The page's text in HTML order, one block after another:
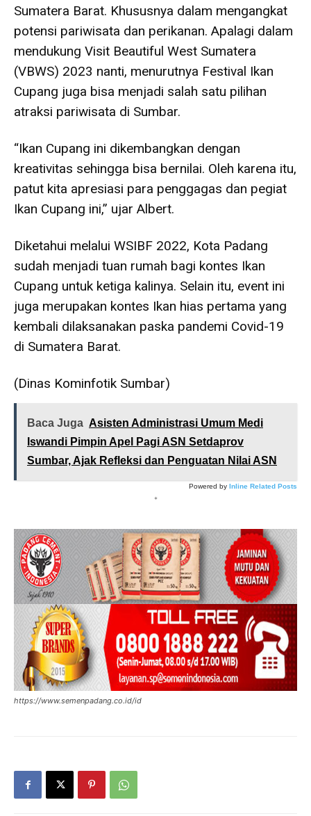
Sumatera Barat. Khususnya dalam mengangkat
potensi pariwisata dan perikanan. Apalagi dalam
mendukung Visit Beautiful West Sumatera
(VBWS) 2023 nanti, menurutnya Festival Ikan
Cupang juga bisa menjadi salah satu pilihan
atraksi pariwisata di Sumbar.
“Ikan Cupang ini dikembangkan dengan
kreativitas sehingga bisa bernilai. Oleh karena itu,
patut kita apresiasi para penggagas dan pegiat
Ikan Cupang ini,” ujar Albert.
Diketahui melalui WSIBF 2022, Kota Padang
sudah menjadi tuan rumah bagi kontes Ikan
Cupang untuk ketiga kalinya. Selain itu, event ini
juga merupakan kontes Ikan hias pertama yang
kembali dilaksanakan paska pandemi Covid-19
di Sumatera Barat.
(Dinas Kominfotik Sumbar)
Baca Juga Asisten Administrasi Umum Medi
Iswandi Pimpin Apel Pagi ASN Setdaprov
Sumbar, Ajak Refleksi dan Penguatan Nilai ASN
Powered by Inline Related Posts
*
https://www.semenpadang.co.id/id